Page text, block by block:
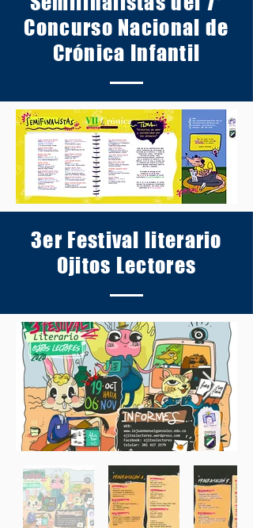
Concurso Nacional de
Crónica Infantil
3er Festival literario
Ojitos Lectores